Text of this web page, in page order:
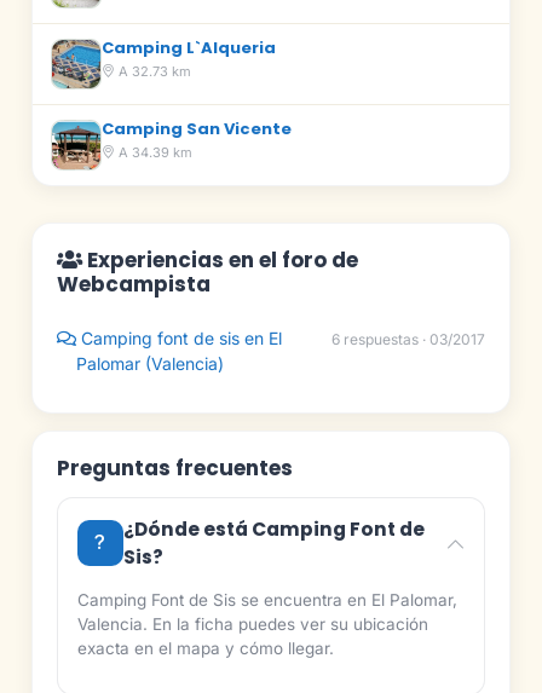
Camping L`Alqueria
A 32.73 km
Camping San Vicente
A 34.39 km
Experiencias en el foro de
Webcampista
Camping font de sis en El
Palomar (Valencia)
6 respuestas · 03/2017
Preguntas frecuentes
¿Dónde está Camping Font de
Sis?
Camping Font de Sis se encuentra en El Palomar,
Valencia. En la ficha puedes ver su ubicación
exacta en el mapa y cómo llegar.